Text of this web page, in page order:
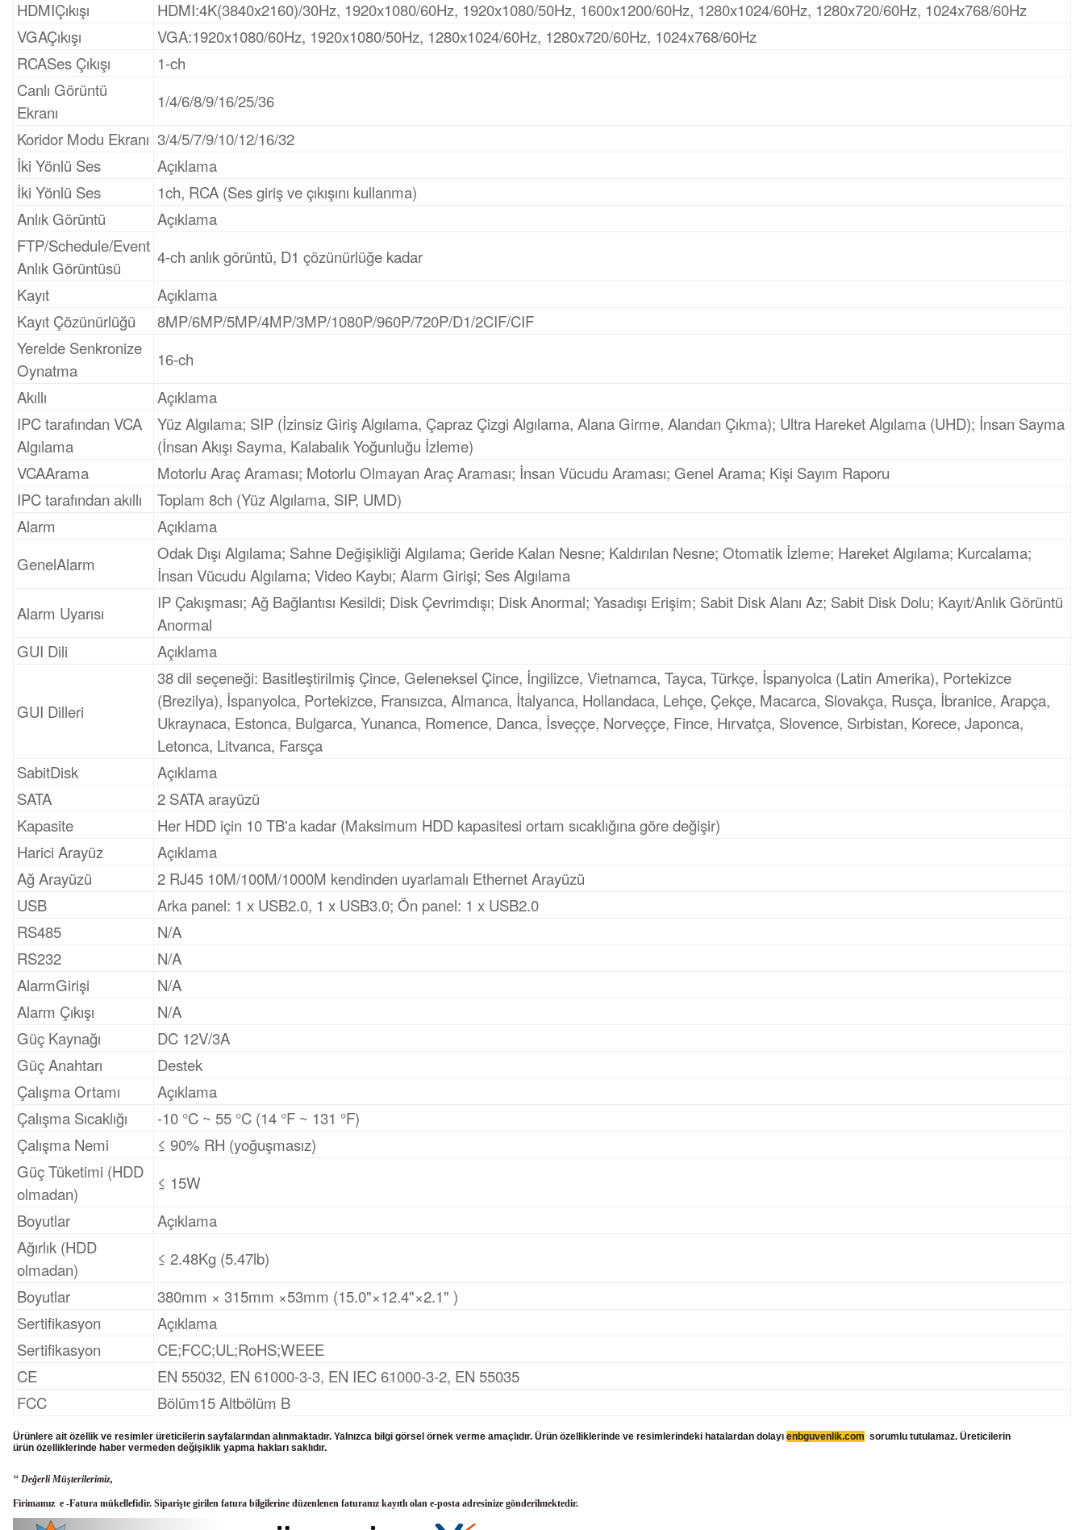
HDMIÇıkışı
HDMI:4K(3840x2160)/30Hz, 1920x1080/60Hz, 1920x1080/50Hz, 1600x1200/60Hz, 1280x1024/60Hz, 1280x720/60Hz, 1024x768/60Hz
VGAÇıkışı
VGA:1920x1080/60Hz, 1920x1080/50Hz, 1280x1024/60Hz, 1280x720/60Hz, 1024x768/60Hz
RCASes Çıkışı
1‑ch
Canlı Görüntü
Ekranı
1/4/6/8/9/16/25/36
Koridor Modu Ekranı 3/4/5/7/9/10/12/16/32
İki Yönlü Ses
Açıklama
İki Yönlü Ses
1ch, RCA (Ses giriş ve çıkışını kullanma)
Anlık Görüntü
Açıklama
FTP/Schedule/Event
Anlık Görüntüsü
4-ch anlık görüntü, D1 çözünürlüğe kadar
Kayıt
Açıklama
Kayıt Çözünürlüğü
8MP/6MP/5MP/4MP/3MP/1080P/960P/720P/D1/2CIF/CIF
Yerelde Senkronize
Oynatma
16‑ch
Akıllı
Açıklama
IPC tarafından VCA
Algılama
Yüz Algılama; SIP (İzinsiz Giriş Algılama, Çapraz Çizgi Algılama, Alana Girme, Alandan Çıkma); Ultra Hareket Algılama (UHD); İnsan Sayma
(İnsan Akışı Sayma, Kalabalık Yoğunluğu İzleme)
VCAArama
Motorlu Araç Araması; Motorlu Olmayan Araç Araması; İnsan Vücudu Araması; Genel Arama; Kişi Sayım Raporu
IPC tarafından akıllı
Toplam 8ch (Yüz Algılama, SIP, UMD)
Alarm
Açıklama
GenelAlarm
Odak Dışı Algılama; Sahne Değişikliği Algılama; Geride Kalan Nesne; Kaldırılan Nesne; Otomatik İzleme; Hareket Algılama; Kurcalama;
İnsan Vücudu Algılama; Video Kaybı; Alarm Girişi; Ses Algılama
Alarm Uyarısı
IP Çakışması; Ağ Bağlantısı Kesildi; Disk Çevrimdışı; Disk Anormal; Yasadışı Erişim; Sabit Disk Alanı Az; Sabit Disk Dolu; Kayıt/Anlık Görüntü
Anormal
GUI Dili
Açıklama
GUI Dilleri
38 dil seçeneği: Basitleştirilmiş Çince, Geleneksel Çince, İngilizce, Vietnamca, Tayca, Türkçe, İspanyolca (Latin Amerika), Portekizce
(Brezilya), İspanyolca, Portekizce, Fransızca, Almanca, İtalyanca, Hollandaca, Lehçe, Çekçe, Macarca, Slovakça, Rusça, İbranice, Arapça,
Ukraynaca, Estonca, Bulgarca, Yunanca, Romence, Danca, İsveççe, Norveççe, Fince, Hırvatça, Slovence, Sırbistan, Korece, Japonca,
Letonca, Litvanca, Farsça
SabitDisk
Açıklama
SATA
2 SATA arayüzü
Kapasite
Her HDD için 10 TB'a kadar (Maksimum HDD kapasitesi ortam sıcaklığına göre değişir)
Harici Arayüz
Açıklama
Ağ Arayüzü
2 RJ45 10M/100M/1000M kendinden uyarlamalı Ethernet Arayüzü
USB
Arka panel: 1 x USB2.0, 1 x USB3.0; Ön panel: 1 x USB2.0
RS485
N/A
RS232
N/A
AlarmGirişi
N/A
Alarm Çıkışı
N/A
Güç Kaynağı
DC 12V/3A
Güç Anahtarı
Destek
Çalışma Ortamı
Açıklama
Çalışma Sıcaklığı
‑10 °C ~ 55 °C (14 °F ~ 131 °F)
Çalışma Nemi
≤ 90% RH (yoğuşmasız)
Güç Tüketimi (HDD
olmadan)
≤ 15W
Boyutlar
Açıklama
Ağırlık (HDD
olmadan)
≤ 2.48Kg (5.47lb)
Boyutlar
380mm × 315mm ×53mm (15.0"×12.4"×2.1" )
Sertifikasyon
Açıklama
Sertifikasyon
CE;FCC;UL;RoHS;WEEE
CE
EN 55032, EN 61000‑3‑3, EN IEC 61000‑3‑2, EN 55035
FCC
Bölüm15 Altbölüm B
Ürünlere ait özellik ve resimler üreticilerin sayfalarından alınmaktadır. Yalnızca bilgi görsel örnek verme amaçlıdır. Ürün özelliklerinde ve resimlerindeki hatalardan dolayı enbguvenlik.com sorumlu tutulamaz. Üreticilerin
ürün özelliklerinde haber vermeden değişiklik yapma hakları saklıdır.
‘‘ Değerli Müşterilerimiz,
Firimamız e -Fatura mükellefidir. Siparişte girilen fatura bilgilerine düzenlenen faturanız kayıtlı olan e-posta adresinize gönderilmektedir.